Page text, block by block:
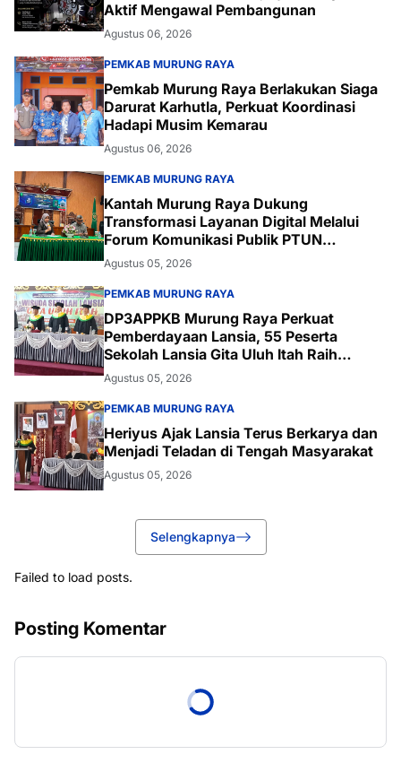
Aktif Mengawal Pembangunan
Agustus 06, 2026
PEMKAB MURUNG RAYA
Pemkab Murung Raya Berlakukan Siaga
Darurat Karhutla, Perkuat Koordinasi
Hadapi Musim Kemarau
Agustus 06, 2026
PEMKAB MURUNG RAYA
Kantah Murung Raya Dukung
Transformasi Layanan Digital Melalui
Forum Komunikasi Publik PTUN
Palangka Raya
Agustus 05, 2026
PEMKAB MURUNG RAYA
DP3APPKB Murung Raya Perkuat
Pemberdayaan Lansia, 55 Peserta
Sekolah Lansia Gita Uluh Itah Raih
Kelulusan
Agustus 05, 2026
PEMKAB MURUNG RAYA
Heriyus Ajak Lansia Terus Berkarya dan
Menjadi Teladan di Tengah Masyarakat
Agustus 05, 2026
Selengkapnya
Failed to load posts.
Posting Komentar